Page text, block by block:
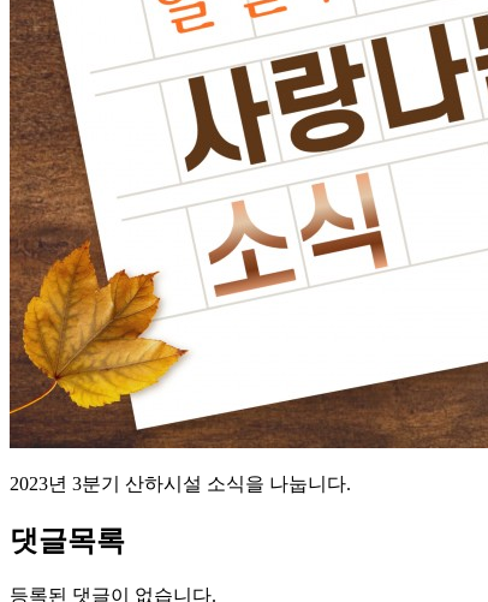
2023년 3분기 산하시설 소식을 나눕니다.
댓글목록
등록된 댓글이 없습니다.